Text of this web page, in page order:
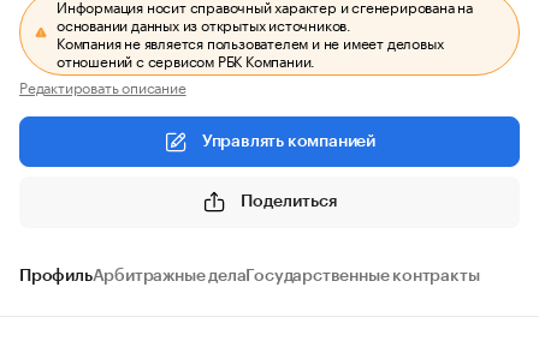
Информация носит справочный характер и сгенерирована на
основании данных из открытых источников.
Компания не является пользователем и не имеет деловых
отношений с сервисом РБК Компании.
Редактировать описание
Управлять компанией
Поделиться
ПрофильАрбитражные дела Государственные контракты